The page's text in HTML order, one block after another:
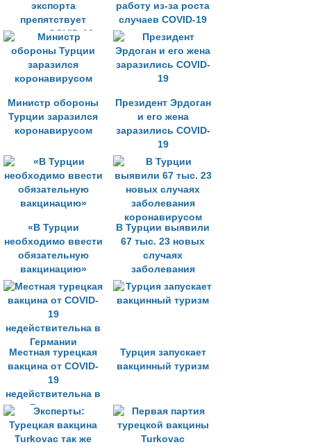
экспорта
препятствует
штамм COVID-19
омикрон
работу из-за роста
случаев COVID-19
Министр обороны
Турции заразился
коронавирусом
Президент Эрдоган
и его жена
заразились COVID-
19
«В Турции
необходимо ввести
обязательную
вакцинацию»
В Турции выявили
67 тыс. 23 новых
случаях
заболевания
коронавирусом
Местная турецкая
вакцина от COVID-
19
недействительна в
Германии
Турция запускает
вакцинный туризм